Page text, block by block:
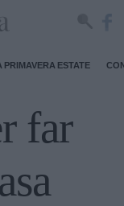
PRIMAVERA ESTATE
far